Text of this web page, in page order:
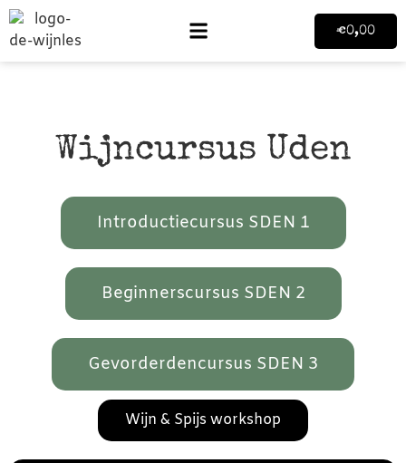
€0,00
Wijncursus Uden
Introductiecursus SDEN 1
Beginnerscursus SDEN 2
Gevorderdencursus SDEN 3
Wijn & Spijs workshop